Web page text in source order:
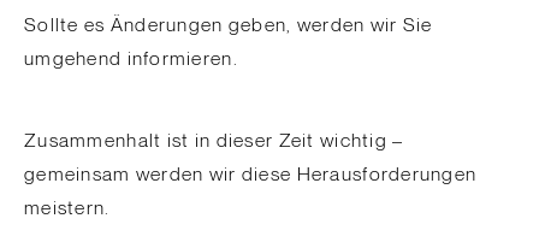
Sollte es Änderungen geben, werden wir Sie
umgehend informieren.
Zusammenhalt ist in dieser Zeit wichtig –
gemeinsam werden wir diese Herausforderungen
meistern.